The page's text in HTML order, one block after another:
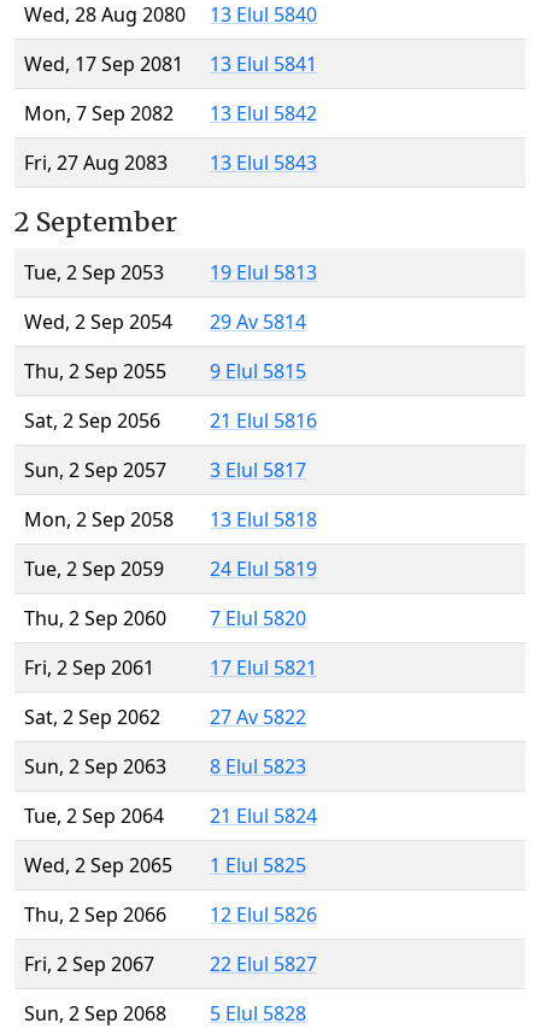
Wed, 28 Aug 2080
13 Elul 5840
Wed, 17 Sep 2081
13 Elul 5841
Mon, 7 Sep 2082
13 Elul 5842
Fri, 27 Aug 2083
13 Elul 5843
2 September
Tue, 2 Sep 2053
19 Elul 5813
Wed, 2 Sep 2054
29 Av 5814
Thu, 2 Sep 2055
9 Elul 5815
Sat, 2 Sep 2056
21 Elul 5816
Sun, 2 Sep 2057
3 Elul 5817
Mon, 2 Sep 2058
13 Elul 5818
Tue, 2 Sep 2059
24 Elul 5819
Thu, 2 Sep 2060
7 Elul 5820
Fri, 2 Sep 2061
17 Elul 5821
Sat, 2 Sep 2062
27 Av 5822
Sun, 2 Sep 2063
8 Elul 5823
Tue, 2 Sep 2064
21 Elul 5824
Wed, 2 Sep 2065
1 Elul 5825
Thu, 2 Sep 2066
12 Elul 5826
Fri, 2 Sep 2067
22 Elul 5827
Sun, 2 Sep 2068
5 Elul 5828